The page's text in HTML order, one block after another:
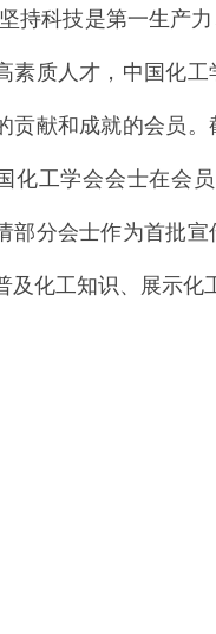
技是第一生产力、
素质人才，中国化工
贡献和成就的会员
化工学会会士在会
部分会士作为首批
及化工知识、展示化